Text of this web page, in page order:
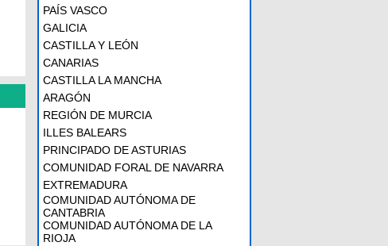
PAÍS VASCO
GALICIA
CASTILLA Y LEÓN
CANARIAS
CASTILLA LA MANCHA
ARAGÓN
REGIÓN DE MURCIA
ILLES BALEARS
PRINCIPADO DE ASTURIAS
COMUNIDAD FORAL DE NAVARRA
EXTREMADURA
COMUNIDAD AUTÓNOMA DE
CANTABRIA
COMUNIDAD AUTÓNOMA DE LA
RIOJA